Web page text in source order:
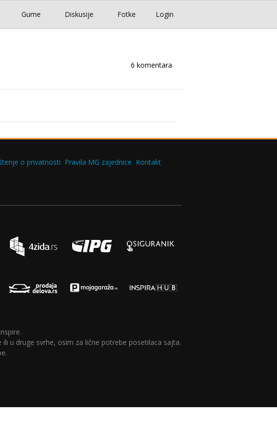
Login
Gume Diskusije Fotke
6 komentara
o privatnosti Pravila MG zajednice Kontakt
u druge svrhe, osim za lične potrebe posetilaca sajta.